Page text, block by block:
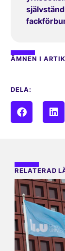
ÄMNEN I
DELA:
RELATERAD